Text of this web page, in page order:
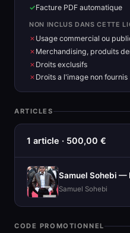
Facture PDF automatique
NON INCLUS DANS CETTE
Usage commercial ou
Merchandising, produits
Droits exclusifs
Droits a l'image non fournis
ARTICLES
1 article · 500,00 €
Samuel Sohebi —
Samuel Sohebi
CODE PROMOTIONNEL